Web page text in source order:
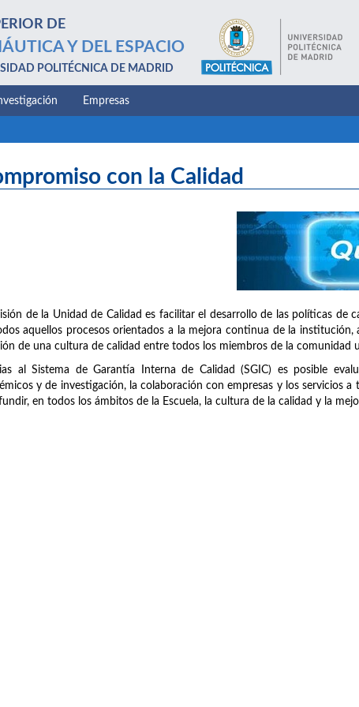
DE
Y DEL ESPACIO
POLITÉCNICA DE MADRID
Empresas
con la Calidad
de la Unidad de Calidad es facilitar el desarrollo de las políticas de
aquellos procesos orientados a la mejora continua de la
de una cultura de calidad entre todos los miembros de la comunidad
al Sistema de Garantía Interna de Calidad (SGIC) es posible
y de investigación, la colaboración con empresas y los servicios
en todos los ámbitos de la Escuela, la cultura de la calidad y la